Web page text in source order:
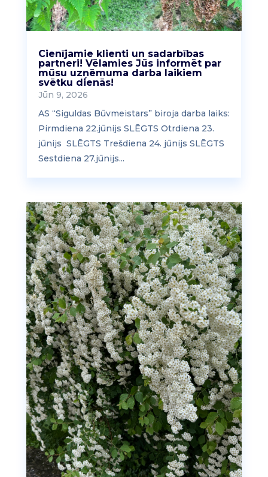
Cienījamie klienti un sadarbības
partneri! Vēlamies Jūs informēt par
mūsu uzņēmuma darba laikiem
svētku dienās!
Jūn 9, 2026
AS “Siguldas Būvmeistars” biroja darba laiks:
Pirmdiena 22.jūnijs SLĒGTS Otrdiena 23.
jūnijs SLĒGTS Trešdiena 24. jūnijs SLĒGTS
Sestdiena 27.jūnijs...